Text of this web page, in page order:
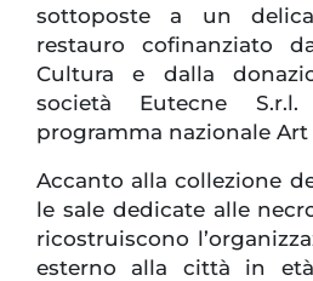
sottoposte a un
restauro cofinanziato
Cultura e dalla
società Eutecne
programma nazionale Art
Accanto alla collezione
le sale dedicate alle
ricostruiscono
esterno alla città in